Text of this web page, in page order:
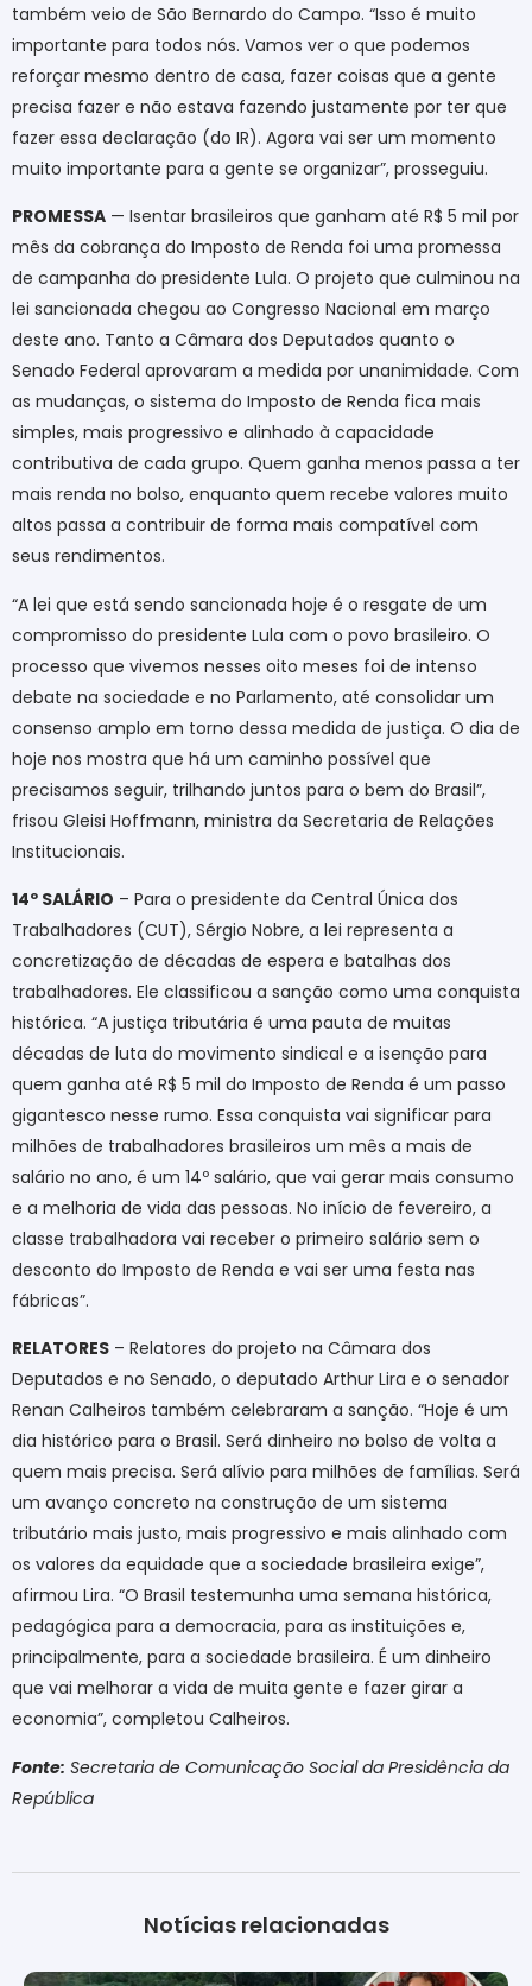
também veio de São Bernardo do Campo. “Isso é muito
importante para todos nós. Vamos ver o que podemos
reforçar mesmo dentro de casa, fazer coisas que a gente
precisa fazer e não estava fazendo justamente por ter que
fazer essa declaração (do IR). Agora vai ser um momento
muito importante para a gente se organizar”, prosseguiu.
PROMESSA — Isentar brasileiros que ganham até R$ 5 mil por
mês da cobrança do Imposto de Renda foi uma promessa
de campanha do presidente Lula. O projeto que culminou na
lei sancionada chegou ao Congresso Nacional em março
deste ano. Tanto a Câmara dos Deputados quanto o
Senado Federal aprovaram a medida por unanimidade. Com
as mudanças, o sistema do Imposto de Renda fica mais
simples, mais progressivo e alinhado à capacidade
contributiva de cada grupo. Quem ganha menos passa a ter
mais renda no bolso, enquanto quem recebe valores muito
altos passa a contribuir de forma mais compatível com
seus rendimentos.
“A lei que está sendo sancionada hoje é o resgate de um
compromisso do presidente Lula com o povo brasileiro. O
processo que vivemos nesses oito meses foi de intenso
debate na sociedade e no Parlamento, até consolidar um
consenso amplo em torno dessa medida de justiça. O dia de
hoje nos mostra que há um caminho possível que
precisamos seguir, trilhando juntos para o bem do Brasil”,
frisou Gleisi Hoffmann, ministra da Secretaria de Relações
Institucionais.
14º SALÁRIO – Para o presidente da Central Única dos
Trabalhadores (CUT), Sérgio Nobre, a lei representa a
concretização de décadas de espera e batalhas dos
trabalhadores. Ele classificou a sanção como uma conquista
histórica. “A justiça tributária é uma pauta de muitas
décadas de luta do movimento sindical e a isenção para
quem ganha até R$ 5 mil do Imposto de Renda é um passo
gigantesco nesse rumo. Essa conquista vai significar para
milhões de trabalhadores brasileiros um mês a mais de
salário no ano, é um 14º salário, que vai gerar mais consumo
e a melhoria de vida das pessoas. No início de fevereiro, a
classe trabalhadora vai receber o primeiro salário sem o
desconto do Imposto de Renda e vai ser uma festa nas
fábricas”.
RELATORES – Relatores do projeto na Câmara dos
Deputados e no Senado, o deputado Arthur Lira e o senador
Renan Calheiros também celebraram a sanção. “Hoje é um
dia histórico para o Brasil. Será dinheiro no bolso de volta a
quem mais precisa. Será alívio para milhões de famílias. Será
um avanço concreto na construção de um sistema
tributário mais justo, mais progressivo e mais alinhado com
os valores da equidade que a sociedade brasileira exige”,
afirmou Lira. “O Brasil testemunha uma semana histórica,
pedagógica para a democracia, para as instituições e,
principalmente, para a sociedade brasileira. É um dinheiro
que vai melhorar a vida de muita gente e fazer girar a
economia”, completou Calheiros.
Fonte: Secretaria de Comunicação Social da Presidência da
República
Notícias relacionadas